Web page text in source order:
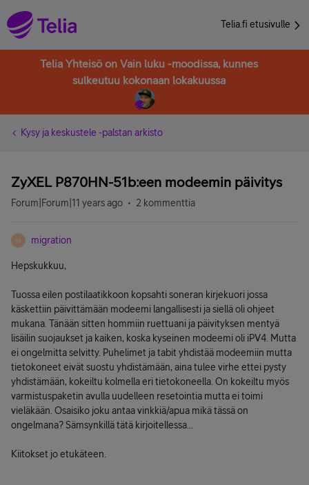
Telia.fi etusivulle
Telia Yhteisö on Vain luku -moodissa, kunnes
sulkeutuu kokonaan lokakuussa
Kysy ja keskustele -palstan arkisto
ZyXEL P870HN-51b:een modeemin päivitys
Forum|Forum|11 years ago 2 kommenttia
M migration
Hepskukkuu,
Tuossa eilen postilaatikkoon kopsahti soneran kirjekuori jossa
käskettiin päivittämään modeemi langallisesti ja siellä oli ohjeet
mukana. Tänään sitten hommiin ruettuani ja päivityksen mentyä
lisäilin suojaukset ja kaiken, koska kyseinen modeemi oli iPV4. Mutta
ei ongelmitta selvitty. Puhelimet ja tabit yhdistää modeemiin mutta
tietokoneet eivät suostu yhdistämään, aina tulee virhe ettei pysty
yhdistämään, kokeiltu kolmella eri tietokoneella. On kokeiltu myös
varmistuspaketin avulla uudelleen resetointia mutta ei toimi
vieläkään. Osaisiko joku antaa vinkkiä/apua mikä tässä on
ongelmana? Sämsynkillä tätä kirjoitellessa...
Kiitokset jo etukäteen.